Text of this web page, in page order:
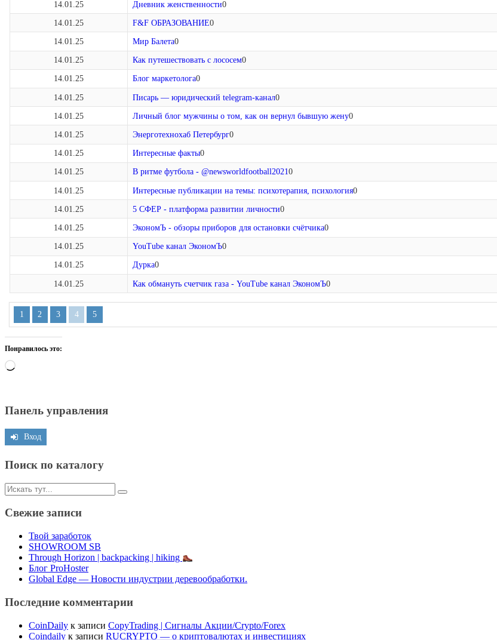
14.01.25 Дневник женственности0
14.01.25 F&F ОБРАЗОВАНИЕ0
14.01.25 Мир Балета0
14.01.25 Как путешествовать с лососем0
14.01.25 Блог маркетолога0
14.01.25 Писарь — юридический telegram-канал0
14.01.25 Личный блог мужчины о том, как он вернул бывшую жену0
14.01.25 Энерготехнохаб Петербург0
14.01.25 Интересные факты0
14.01.25 В ритме футбола - @newsworldfootball20210
14.01.25 Интересные публикации на темы: психотерапия, психология0
14.01.25 5 СФЕР - платформа развитии личности0
14.01.25 ЭкономЪ - обзоры приборов для остановки счётчика0
14.01.25 YouTube канал ЭкономЪ0
14.01.25 Дурка0
14.01.25 Как обмануть счетчик газа - YouTube канал ЭкономЪ0
1 2 3 4 5
Понравилось это:
Загрузка…
Панель управления
Вход
Поиск по каталогу
Искать:
Свежие записи
Твой заработок
SHOWROOM SB
Through Horizon | backpacking | hiking
Блог ProHoster
Global Edge — Новости индустрии деревообработки.
Последние комментарии
CoinDaily к записи CopyTrading | Сигналы Акции/Crypto/Forex
Coindaily к записи RUCRYPTO — о криптовалютах и инвестициях